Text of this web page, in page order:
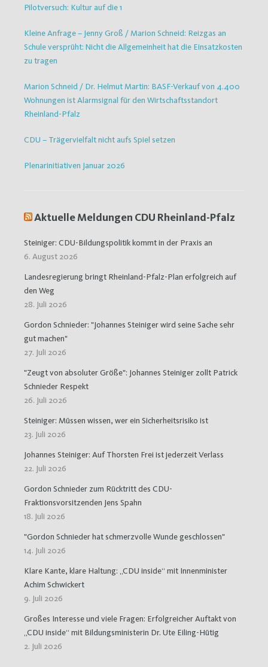
Pilotversuch: Kultur auf die 1
Kleine Anfrage – Jenny Groß / Marion Schneid: Reizgas an
Schule versprüht: Nicht die Allgemeinheit hat die Einsatzkosten
zu tragen
Marion Schneid / Dr. Helmut Martin: BASF-Verkauf von 4.400
Wohnungen ist Alarmsignal für den Wirtschaftsstandort
Rheinland-Pfalz
CDU – Trägervielfalt nicht aufs Spiel setzen
Plenarinitiativen Januar 2026
Aktuelle Meldungen CDU Rheinland-Pfalz
Steiniger: CDU-Bildungspolitik kommt in der Praxis an
6. August 2026
Landesregierung bringt Rheinland-Pfalz-Plan erfolgreich auf
den Weg
28. Juli 2026
Gordon Schnieder: "Johannes Steiniger wird seine Sache sehr
gut machen"
27. Juli 2026
"Zeugt von absoluter Größe": Johannes Steiniger zollt Patrick
Schnieder Respekt
26. Juli 2026
Steiniger: Müssen wissen, wer ein Sicherheitsrisiko ist
23. Juli 2026
Johannes Steiniger: Auf Thorsten Frei ist jederzeit Verlass
22. Juli 2026
Gordon Schnieder zum Rücktritt des CDU-
Fraktionsvorsitzenden Jens Spahn
18. Juli 2026
"Gordon Schnieder hat schmerzvolle Wunde geschlossen"
14. Juli 2026
Klare Kante, klare Haltung: „CDU inside“ mit Innenminister
Achim Schwickert
9. Juli 2026
Großes Interesse und viele Fragen: Erfolgreicher Auftakt von
„CDU inside“ mit Bildungsministerin Dr. Ute Eiling-Hütig
2. Juli 2026